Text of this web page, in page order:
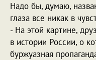
Надо бы, думаю,
глаза все никак в
- На этой картине,
в истории России, о
буржуазная